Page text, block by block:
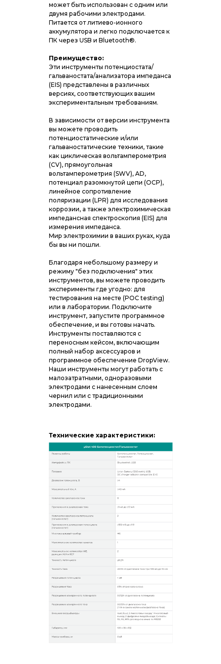
может быть использован с одним или
двумя рабочими электродами.
Питается от литиево-ионного
аккумулятора и легко подключается к
ПК через USB и Bluetooth®.
Преимущество:
Эти инструменты потенциостата/
гальваностата/анализатора импеданса
(EIS) представлены в различных
версиях, соответствующих вашим
экспериментальным требованиям.
В зависимости от версии инструмента
вы можете проводить
потенциостатические и/или
гальваностатические техники, такие
как циклическая вольтамперометрия
(CV), прямоугольная
вольтамперометрия (SWV), AD,
потенциал разомкнутой цепи (OCP),
линейное сопротивление
поляризации (LPR) для исследования
коррозии, а также электрохимическая
импедансная спектроскопия (EIS) для
измерения импеданса.
Мир электрохимии в ваших руках, куда
бы вы ни пошли.
Благодаря небольшому размеру и
режиму "без подключения" этих
инструментов, вы можете проводить
эксперименты где угодно: для
тестирования на месте (POC testing)
или в лаборатории. Подключите
инструмент, запустите программное
обеспечение, и вы готовы начать.
Инструменты поставляются с
переносным кейсом, включающим
полный набор аксессуаров и
программное обеспечение DropView.
Наши инструменты могут работать с
малозатратными, одноразовыми
электродами с нанесенным слоем
чернил или с традиционными
электродами.
Технические характеристики: